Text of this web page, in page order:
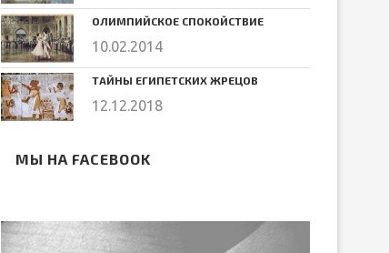
ОЛИМПИЙСКОЕ СПОКОЙСТВИЕ
10.02.2014
ТАЙНЫ ЕГИПЕТСКИХ ЖРЕЦОВ
12.12.2018
МЫ НА FACEBOOK